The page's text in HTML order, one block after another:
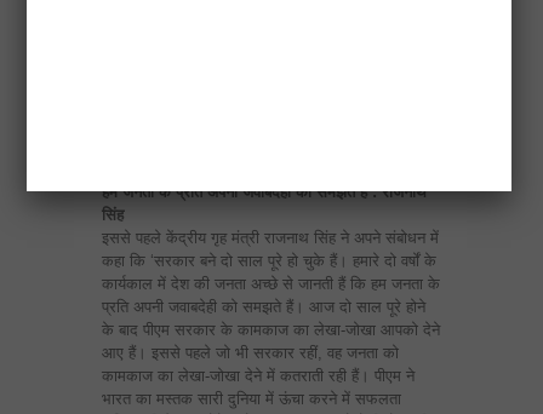
हम जनता के प्रति अपनी जवाबदेही को समझते हैं : राजनाथ
सिंह
इससे पहले केंद्रीय गृह मंत्री राजनाथ सिंह ने अपने संबोधन में
कहा कि ‘सरकार बने दो साल पूरे हो चुके हैं। हमारे दो वर्षों के
कार्यकाल में देश की जनता अच्‍छे से जानती हैं कि हम जनता के
प्रति अपनी जवाबदेही को समझते हैं। आज दो साल पूरे होने
के बाद पीएम सरकार के कामकाज का लेखा-जोखा आपको देने
आए हैं। इससे पहले जो भी सरकार रहीं, वह जनता को
कामकाज का लेखा-जोखा देने में कतराती रही हैं। पीएम ने
भारत का मस्‍तक सारी दुनिया में ऊंचा करने में सफलता